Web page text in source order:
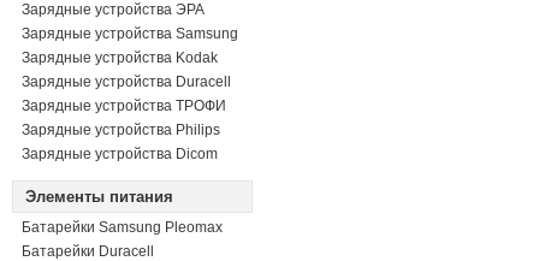
Зарядные устройства ЭРА
Зарядные устройства Samsung
Зарядные устройства Kodak
Зарядные устройства Duracell
Зарядные устройства ТРОФИ
Зарядные устройства Philips
Зарядные устройства Dicom
Элементы питания
Батарейки Samsung Pleomax
Батарейки Duracell